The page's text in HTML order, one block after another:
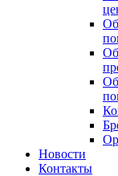
Новости
Контакты